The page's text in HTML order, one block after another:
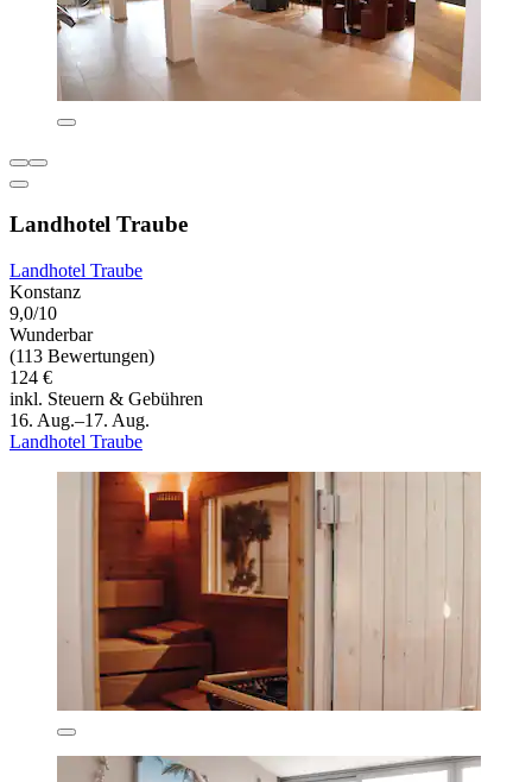
Landhotel Traube
Landhotel Traube
Konstanz
9,0/10
Wunderbar
(113 Bewertungen)
124 €
inkl. Steuern & Gebühren
16. Aug.–17. Aug.
Landhotel Traube